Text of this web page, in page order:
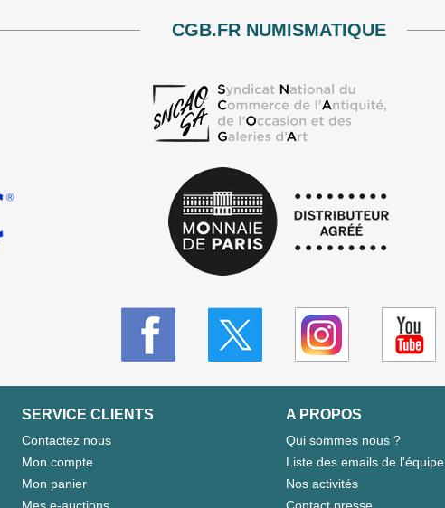
CGB.FR NUMISMATIQUE
SERVICE CLIENTS
Contactez nous
Mon compte
Mon panier
A PROPOS
Qui sommes nous ?
Liste des emails de l'équipe
Nos activités